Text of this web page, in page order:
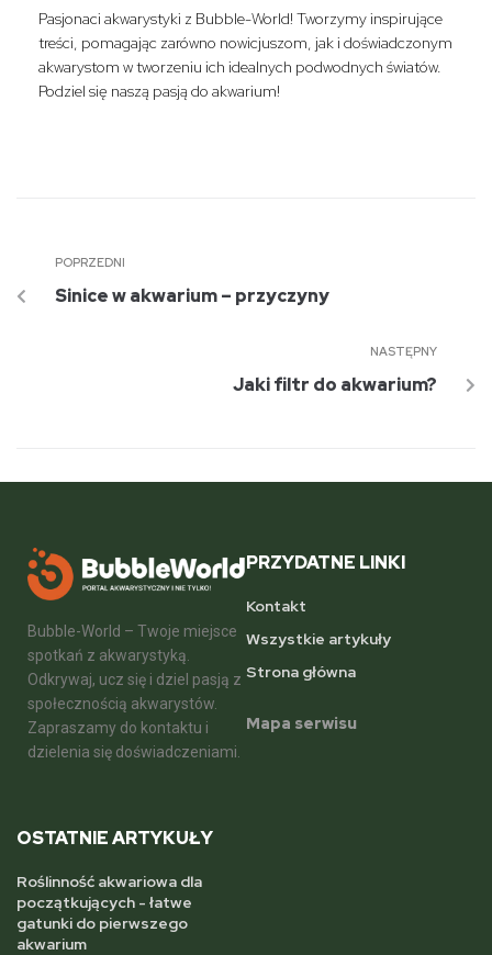
Pasjonaci akwarystyki z Bubble-World! Tworzymy inspirujące
treści, pomagając zarówno nowicjuszom, jak i doświadczonym
akwarystom w tworzeniu ich idealnych podwodnych światów.
Podziel się naszą pasją do akwarium!
POPRZEDNI
Sinice w akwarium – przyczyny
NASTĘPNY
Jaki filtr do akwarium?
Bubble-World – Twoje miejsce
spotkań z akwarystyką.
Odkrywaj, ucz się i dziel pasją z
społecznością akwarystów.
Zapraszamy do kontaktu i
dzielenia się doświadczeniami.
PRZYDATNE LINKI
Kontakt
Wszystkie artykuły
Strona główna
Mapa serwisu
OSTATNIE ARTYKUŁY
Roślinność akwariowa dla
początkujących - łatwe
gatunki do pierwszego
akwarium